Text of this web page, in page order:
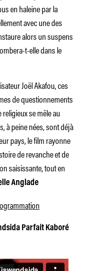
en haleine par la
avec une des
alors un suspens
t-elle dans le
Joël Akafou, ces
de questionnements
se mêle au
à peine nées, sont déjà
pays, le film rayonne
de revanche et de
saisissante, tout en
Anglade
Parfait Kaboré